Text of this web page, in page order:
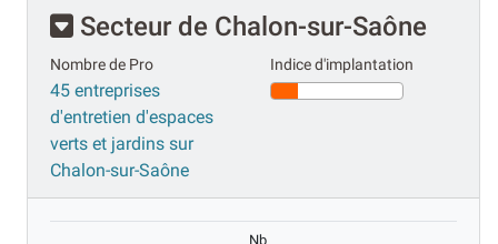
Secteur de Chalon-sur-Saône
Nombre de Pro
45 entreprises
d'entretien d'espaces
verts et jardins sur
Chalon-sur-Saône
Indice d'implantation
Nb